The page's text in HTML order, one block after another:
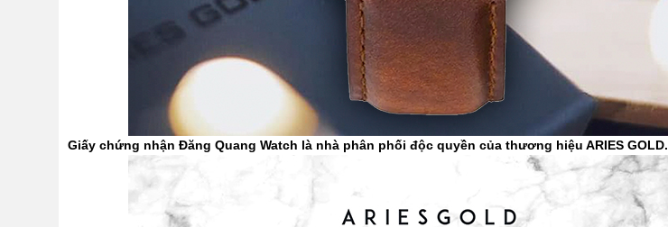
Giấy chứng nhận Đăng Quang Watch là nhà phân phối độc quyền của thương hiệu ARIES GOLD.